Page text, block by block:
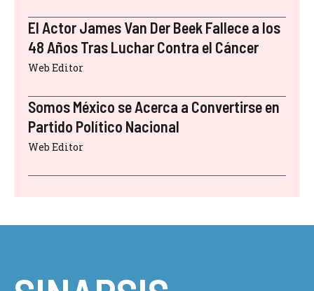
El Actor James Van Der Beek Fallece a los
48 Años Tras Luchar Contra el Cáncer
Web Editor
Somos México se Acerca a Convertirse en
Partido Político Nacional
Web Editor